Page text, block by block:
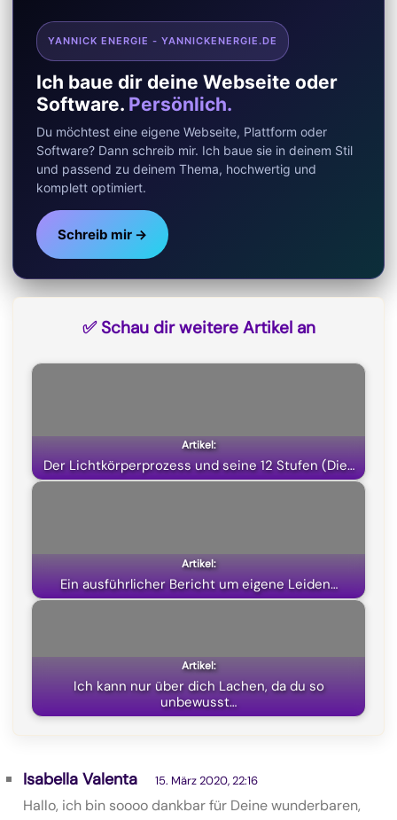
o
k
r
m
A
p
t
e
)
YANNICK ENERGIE - YANNICKENERGIE.DE
Ich baue dir deine Webseite oder
Software. Persönlich.
Du möchtest eine eigene Webseite, Plattform oder
Software? Dann schreib mir. Ich baue sie in deinem Stil
und passend zu deinem Thema, hochwertig und
komplett optimiert.
Schreib mir →
✅ Schau dir weitere Artikel an
Der Lichtkörperprozess und seine 12 Stufen (Die…
Ein ausführlicher Bericht um eigene Leiden…
Ich kann nur über dich Lachen, da du so
unbewusst…
Isabella Valenta 15. März 2020, 22:16
Hallo, ich bin soooo dankbar für Deine wunderbaren,